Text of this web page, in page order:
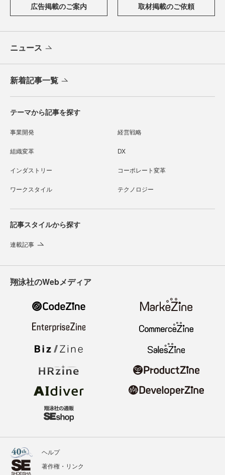
広告掲載のご案内 取材掲載のご依頼
ニュース
新着記事一覧
テーマから記事を探す
事業開発 経営戦略
組織変革 DX
インダストリー コーポレート変革
ワークスタイル テクノロジー
記事スタイルから探す
連載記事
翔泳社のWebメディア
ヘルプ
著作権・リンク